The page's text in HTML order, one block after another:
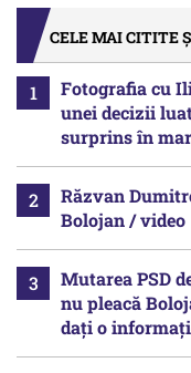
CELE MAI CITITE
Fotografia cu
unei decizii
surprins în
Răzvan
Bolojan / video
Mutarea PSD
nu pleacă
dați o